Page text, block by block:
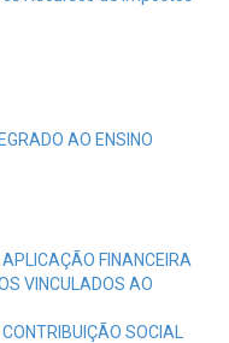
AO ENSINO
FINANCEIRA
VINCULADOS AO
SOCIAL